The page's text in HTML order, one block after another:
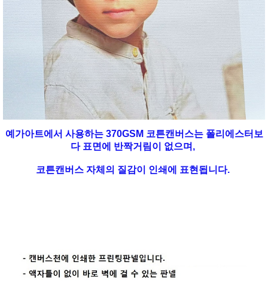
예가아트에서 사용하는 370GSM 코튼캔버스는 폴리에스터보
다 표면에 반짝거림이 없으며,
코튼캔버스 자체의 질감이 인쇄에 표현됩니다.